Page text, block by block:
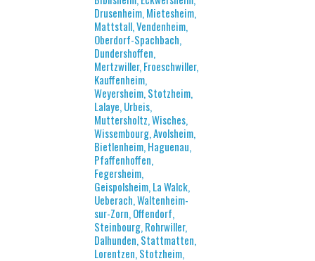
Drusenheim, Mietesheim,
Mattstall, Vendenheim,
Oberdorf-Spachbach,
Dundershoffen,
Mertzwiller, Froeschwiller,
Kauffenheim,
Weyersheim, Stotzheim,
Lalaye, Urbeis,
Muttersholtz, Wisches,
Wissembourg, Avolsheim,
Bietlenheim, Haguenau,
Pfaffenhoffen,
Fegersheim,
Geispolsheim, La Walck,
Ueberach, Waltenheim-
sur-Zorn, Offendorf,
Steinbourg, Rohrwiller,
Dalhunden, Stattmatten,
Lorentzen, Stotzheim,